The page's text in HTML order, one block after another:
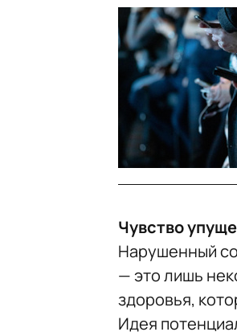
Чувство
Нарушенный
— это лишь
здоровья,
Идея